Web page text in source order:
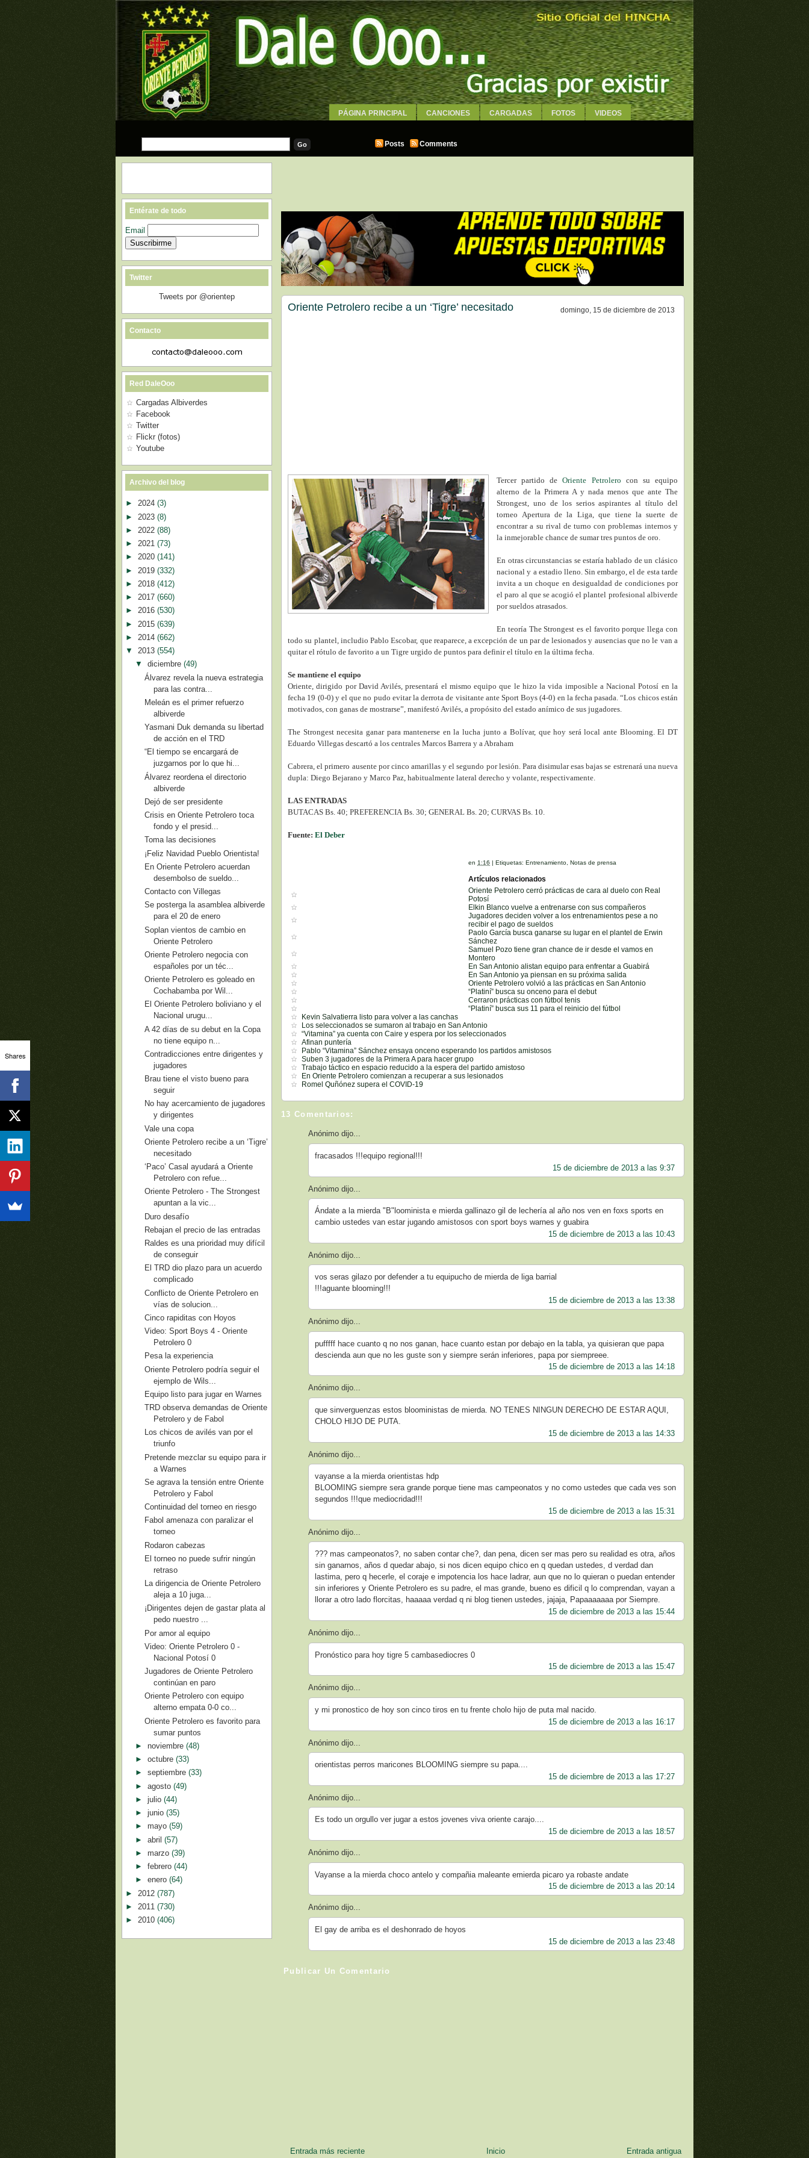
PÁGINA PRINCIPAL CANCIONES CARGADAS FOTOS VIDEOS
Posts
Comments
domingo, 15 de diciembre de 2013
Oriente Petrolero recibe a un ‘Tigre’ necesitado
Tercer partido deOriente Petrolero con su equipo
alterno de la Primera A y nada menos que ante The
Strongest, uno de los serios aspirantes al título del
torneo Apertura de la Liga, que tiene la suerte de
encontrar a su rival de turno con problemas internos y
la inmejorable chance de sumar tres puntos de oro.
En otras circunstancias se estaría hablado de un clásico
nacional y a estadio lleno. Sin embargo, el de esta tarde
invita a un choque en desigualdad de condiciones por
el paro al que se acogió el plantel profesional albiverde
por sueldos atrasados.
En teoría The Strongest es el favorito porque llega con
todo su plantel, includio Pablo Escobar, que reaparece, a excepción de un par de lesionados y ausencias que no le van a
quitar el rótulo de favorito a un Tigre urgido de puntos para definir el título en la última fecha.
Se mantiene el equipo
Oriente, dirigido por David Avilés, presentará el mismo equipo que le hizo la vida imposible a Nacional Potosí en la
fecha 19 (0-0) y el que no pudo evitar la derrota de visitante ante Sport Boys (4-0) en la fecha pasada. “Los chicos están
motivados, con ganas de mostrarse”, manifestó Avilés, a propósito del estado anímico de sus jugadores.
The Strongest necesita ganar para mantenerse en la lucha junto a Bolívar, que hoy será local ante Blooming. El DT
Eduardo Villegas descartó a los centrales Marcos Barrera y a Abraham
Cabrera, el primero ausente por cinco amarillas y el segundo por lesión. Para disimular esas bajas se estrenará una nueva
dupla: Diego Bejarano y Marco Paz, habitualmente lateral derecho y volante, respectivamente.
LAS ENTRADAS
BUTACAS Bs. 40; PREFERENCIA Bs. 30; GENERAL Bs. 20; CURVAS Bs. 10.
Fuente:El Deber
en 1:16 |Etiquetas:Entrenamiento ,Notas de prensa
Artículos relacionados
Oriente Petrolero cerró prácticas de cara al duelo con Real
Potosí
Elkin Blanco vuelve a entrenarse con sus compañeros
Jugadores deciden volver a los entrenamientos pese a no
recibir el pago de sueldos
Paolo García busca ganarse su lugar en el plantel de Erwin
Sánchez
Samuel Pozo tiene gran chance de ir desde el vamos en
Montero
En San Antonio alistan equipo para enfrentar a Guabirá
En San Antonio ya piensan en su próxima salida
Oriente Petrolero volvió a las prácticas en San Antonio
“Platiní” busca su onceno para el debut
Cerraron prácticas con fútbol tenis
“Platiní” busca sus 11 para el reinicio del fútbol
Kevin Salvatierra listo para volver a las canchas
Los seleccionados se sumaron al trabajo en San Antonio
“Vitamina” ya cuenta con Caire y espera por los seleccionados
Afinan puntería
Pablo “Vitamina” Sánchez ensaya onceno esperando los partidos amistosos
Suben 3 jugadores de la Primera A para hacer grupo
Trabajo táctico en espacio reducido a la espera del partido amistoso
En Oriente Petrolero comienzan a recuperar a sus lesionados
Romel Quñónez supera el COVID-19
13 Comentarios:
Anónimo dijo...
fracasados !!!equipo regional!!!
15 de diciembre de 2013 a las 9:37
Anónimo dijo...
Ándate a la mierda "B"loominista e mierda gallinazo gil de lechería al año nos ven en foxs sports en
cambio ustedes van estar jugando amistosos con sport boys warnes y guabira
15 de diciembre de 2013 a las 10:43
Anónimo dijo...
vos seras gilazo por defender a tu equipucho de mierda de liga barrial
!!!aguante blooming!!!
15 de diciembre de 2013 a las 13:38
Anónimo dijo...
pufffff hace cuanto q no nos ganan, hace cuanto estan por debajo en la tabla, ya quisieran que papa
descienda aun que no les guste son y siempre serán inferiores, papa por siempreee.
15 de diciembre de 2013 a las 14:18
Anónimo dijo...
que sinverguenzas estos blooministas de mierda. NO TENES NINGUN DERECHO DE ESTAR AQUI,
CHOLO HIJO DE PUTA.
15 de diciembre de 2013 a las 14:33
Anónimo dijo...
vayanse a la mierda orientistas hdp
BLOOMING siempre sera grande porque tiene mas campeonatos y no como ustedes que cada ves son
segundos !!!que mediocridad!!!
15 de diciembre de 2013 a las 15:31
Anónimo dijo...
??? mas campeonatos?, no saben contar che?, dan pena, dicen ser mas pero su realidad es otra, años
sin ganarnos, años d quedar abajo, si nos dicen equipo chico en q quedan ustedes, d verdad dan
lastima, pero q hecerle, el coraje e impotencia los hace ladrar, aun que no lo quieran o puedan entender
sin inferiores y Oriente Petrolero es su padre, el mas grande, bueno es dificil q lo comprendan, vayan a
llorar a otro lado florcitas, haaaaa verdad q ni blog tienen ustedes, jajaja, Papaaaaaaa por Siempre.
15 de diciembre de 2013 a las 15:44
Anónimo dijo...
Pronóstico para hoy tigre 5 cambasediocres 0
15 de diciembre de 2013 a las 15:47
Anónimo dijo...
y mi pronostico de hoy son cinco tiros en tu frente cholo hijo de puta mal nacido.
15 de diciembre de 2013 a las 16:17
Anónimo dijo...
orientistas perros maricones BLOOMING siempre su papa....
15 de diciembre de 2013 a las 17:27
Anónimo dijo...
Es todo un orgullo ver jugar a estos jovenes viva oriente carajo....
15 de diciembre de 2013 a las 18:57
Anónimo dijo...
Vayanse a la mierda choco antelo y compañia maleante emierda picaro ya robaste andate
15 de diciembre de 2013 a las 20:14
Anónimo dijo...
El gay de arriba es el deshonrado de hoyos
15 de diciembre de 2013 a las 23:48
Publicar Un Comentario
Entrada más reciente Entrada antigua
Inicio
Entérate de todo
Email
Twitter
Tweets por @orientep
Contacto
Red DaleOoo
Cargadas Albiverdes
Facebook
Twitter
Flickr (fotos)
Youtube
Archivo del blog
► 2024 (3)
► 2023 (8)
► 2022 (88)
► 2021 (73)
► 2020 (141)
► 2019 (332)
► 2018 (412)
► 2017 (660)
► 2016 (530)
► 2015 (639)
► 2014 (662)
▼ 2013 (554)
▼ diciembre (49)
Álvarez revela la nueva estrategia
para las contra...
Meleán es el primer refuerzo
albiverde
Yasmani Duk demanda su libertad
de acción en el TRD
“El tiempo se encargará de
juzgarnos por lo que hi...
Álvarez reordena el directorio
albiverde
Dejó de ser presidente
Crisis en Oriente Petrolero toca
fondo y el presid...
Toma las decisiones
¡Feliz Navidad Pueblo Orientista!
En Oriente Petrolero acuerdan
desembolso de sueldo...
Contacto con Villegas
Se posterga la asamblea albiverde
para el 20 de enero
Soplan vientos de cambio en
Oriente Petrolero
Oriente Petrolero negocia con
españoles por un téc...
Oriente Petrolero es goleado en
Cochabamba por Wil...
El Oriente Petrolero boliviano y el
Nacional urugu...
A 42 días de su debut en la Copa
no tiene equipo n...
Contradicciones entre dirigentes y
jugadores
Brau tiene el visto bueno para
seguir
No hay acercamiento de jugadores
y dirigentes
Vale una copa
Oriente Petrolero recibe a un ‘Tigre’
necesitado
‘Paco’ Casal ayudará a Oriente
Petrolero con refue...
Oriente Petrolero - The Strongest
apuntan a la vic...
Duro desafío
Rebajan el precio de las entradas
Raldes es una prioridad muy difícil
de conseguir
El TRD dio plazo para un acuerdo
complicado
Conflicto de Oriente Petrolero en
vías de solucion...
Cinco rapiditas con Hoyos
Video: Sport Boys 4 - Oriente
Petrolero 0
Pesa la experiencia
Oriente Petrolero podría seguir el
ejemplo de Wils...
Equipo listo para jugar en Warnes
TRD observa demandas de Oriente
Petrolero y de Fabol
Los chicos de avilés van por el
triunfo
Pretende mezclar su equipo para ir
a Warnes
Se agrava la tensión entre Oriente
Petrolero y Fabol
Continuidad del torneo en riesgo
Fabol amenaza con paralizar el
torneo
Rodaron cabezas
El torneo no puede sufrir ningún
retraso
La dirigencia de Oriente Petrolero
aleja a 10 juga...
¡Dirigentes dejen de gastar plata al
pedo nuestro ...
Por amor al equipo
Video: Oriente Petrolero 0 -
Nacional Potosí 0
Jugadores de Oriente Petrolero
continúan en paro
Oriente Petrolero con equipo
alterno empata 0-0 co...
Oriente Petrolero es favorito para
sumar puntos
► noviembre (48)
► octubre (33)
► septiembre (33)
► agosto (49)
► julio (44)
► junio (35)
► mayo (59)
► abril (57)
► marzo (39)
► febrero (44)
► enero (64)
► 2012 (787)
► 2011 (730)
► 2010 (406)
Shares